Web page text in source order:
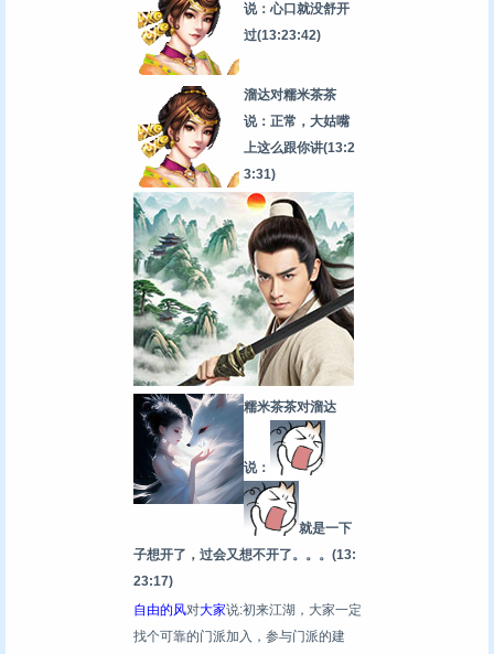
说：心口就没舒开
过(13:23:42)
溜达对糯米茶茶
说：正常，大姑嘴
上这么跟你讲(13:2
3:31)
糯米茶茶对溜达
说：
就是一下
子想开了，过会又想不开了。。。 (13:
23:17)
自由的风对大家说:初来江湖，大家一定
找个可靠的门派加入，参与门派的建